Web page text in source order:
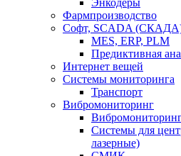
Энкодеры
Фармпроизводство
Софт, SCADA
MES, ERP, PLM
Предиктивная
Интернет вещей
Системы мониторинга
Транспорт
Вибромониторинг
Системы для
лазерные)